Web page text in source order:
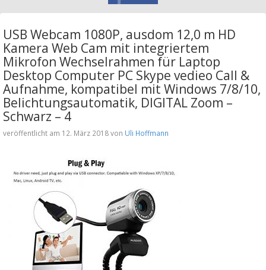
USB Webcam 1080P, ausdom 12,0 m HD
Kamera Web Cam mit integriertem
Mikrofon Wechselrahmen für Laptop
Desktop Computer PC Skype vedieo Call &
Aufnahme, kompatibel mit Windows 7/8/10,
Belichtungsautomatik, DIGITAL Zoom –
Schwarz – 4
veröffentlicht am 12. März 2018 von Uli Hoffmann